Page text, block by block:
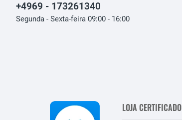
+4969 - 173261340
Segunda - Sexta-feira 09:00 - 16:00
LOJA CERTIFICADO